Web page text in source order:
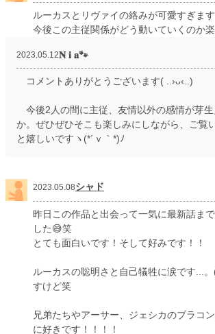
ルーカスとリヴァイの絡みが可愛すぎます
今後この主従関係がどう動いていくのか
2023.05.12𝐍 𝐢 𝐚🐾
コメントありがとうございます( ..›ᴗ‹..)
今後2人の間に主従、友情以外の感情が芽
か。ぜひぜひそこも楽しみにしながら、ご覧
と嬉しいですヽ(*´ｖ｀*)ﾉ
2023.05.08シャド
昨日この作品と出会って一気に最新話ま
した😅笑
とても面白いです！そして好みです！！
ルーカスの聡明さと自己犠牲に涙です...
すけど笑
兄弟たちやアーサー、ジェシカのブラコ
に好きです！！！！